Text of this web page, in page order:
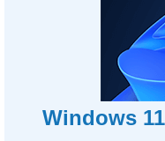
Windows